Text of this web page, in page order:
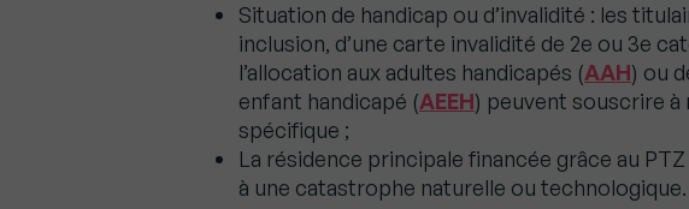
Situation de handicap ou d’invalidité : les
inclusion, d’une carte invalidité de 2e ou 3e
l’allocation aux adultes handicapés (AAH) ou
enfant handicapé (AEEH) peuvent souscrire
spécifique ;
La résidence principale financée grâce au
à une catastrophe naturelle ou